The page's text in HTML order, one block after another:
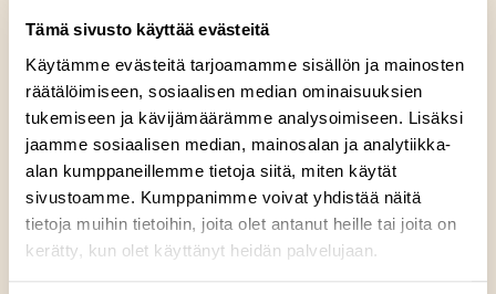
Tämä sivusto käyttää evästeitä
Käytämme evästeitä tarjoamamme sisällön ja mainosten
räätälöimiseen, sosiaalisen median ominaisuuksien
tukemiseen ja kävijämäärämme analysoimiseen. Lisäksi
jaamme sosiaalisen median, mainosalan ja analytiikka-
alan kumppaneillemme tietoja siitä, miten käytät
sivustoamme. Kumppanimme voivat yhdistää näitä
tietoja muihin tietoihin, joita olet antanut heille tai joita on
kerätty, kun olet käyttänyt heidän palvelujaan.
mukaan American Style cheddarjuustoviipaleen ja
pussin täyteläistä valkosipulimajoneesia.
Ainesosat